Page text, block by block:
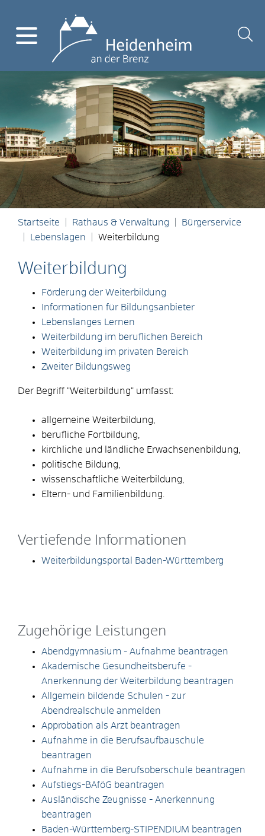
Startseite Rathaus & Verwaltung
Bürgerservice
Lebenslagen
Weiterbildung
Weiterbildung
Förderung der Weiterbildung
Informationen für Bildungsanbieter
Lebenslanges Lernen
Weiterbildung im beruflichen Bereich
Weiterbildung im privaten Bereich
Zweiter Bildungsweg
Der Begriff "Weiterbildung" umfasst:
allgemeine Weiterbildung,
berufliche Fortbildung,
kirchliche und ländliche Erwachsenenbildung,
politische Bildung,
wissenschaftliche Weiterbildung,
Eltern- und Familienbildung.
Vertiefende Informationen
Weiterbildungsportal Baden-Württemberg
Zugehörige Leistungen
Abendgymnasium - Aufnahme beantragen
Akademische Gesundheitsberufe -
Anerkennung der Weiterbildung beantragen
Allgemein bildende Schulen - zur
Abendrealschule anmelden
Approbation als Arzt beantragen
Aufnahme in die Berufsaufbauschule
beantragen
Aufnahme in die Berufsoberschule beantragen
Aufstiegs-BAföG beantragen
Ausländische Zeugnisse - Anerkennung
beantragen
Baden-Württemberg-STIPENDIUM beantragen